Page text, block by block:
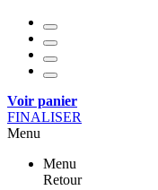
Voir panier
FINALISER
Menu
Menu
Retour